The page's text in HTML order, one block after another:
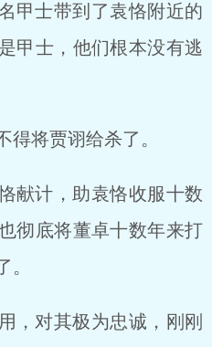
甲士带到了袁恪附近的
甲士，他们根本没有逃
得将贾诩给杀了。
献计，助袁恪收服十数
彻底将董卓十数年来打
。
，对其极为忠诚，刚刚